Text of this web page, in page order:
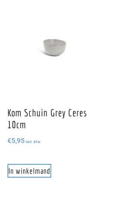
Kom Schuin Grey Ceres
10cm
€5,95 incl. btw
In winkelmand